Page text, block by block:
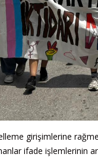
girişimlerine
ifade işlemlerinin